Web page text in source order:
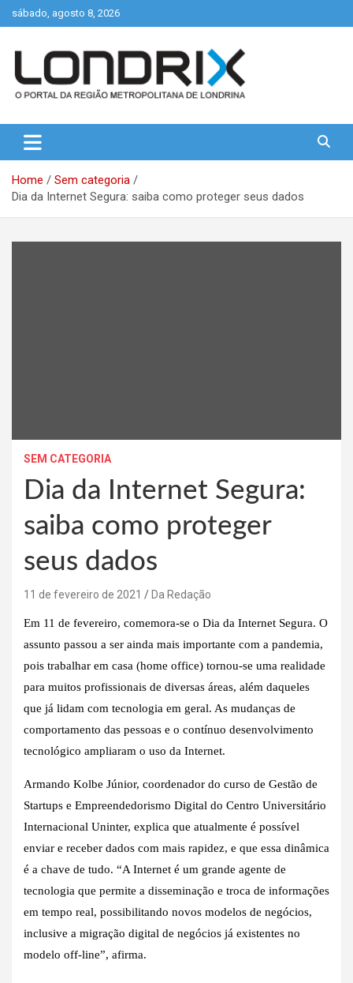
Skip
to
sábado, agosto 8, 2026
Londrix
Home
Sem categoria
Dia da Internet Segura: saiba como proteger seus dados
SEM CATEGORIA
Dia da Internet Segura:
saiba como proteger
seus dados
11 de fevereiro de 2021 Da Redação
Em 11 de fevereiro, comemora-se o Dia da Internet Segura. O
assunto passou a ser ainda mais importante com a pandemia,
pois trabalhar em casa (home office) tornou-se uma realidade
para muitos profissionais de diversas áreas, além daqueles
que já lidam com tecnologia em geral. As mudanças de
comportamento das pessoas e o contínuo desenvolvimento
tecnológico ampliaram o uso da Internet.
Armando Kolbe Júnior, coordenador do curso de Gestão de
Startups e Empreendedorismo Digital do Centro Universitário
Internacional Uninter, explica que atualmente é possível
enviar e receber dados com mais rapidez, e que essa dinâmica
é a chave de tudo. “A Internet é um grande agente de
tecnologia que permite a disseminação e troca de informações
em tempo real, possibilitando novos modelos de negócios,
inclusive a migração digital de negócios já existentes no
modelo off-line”, afirma.